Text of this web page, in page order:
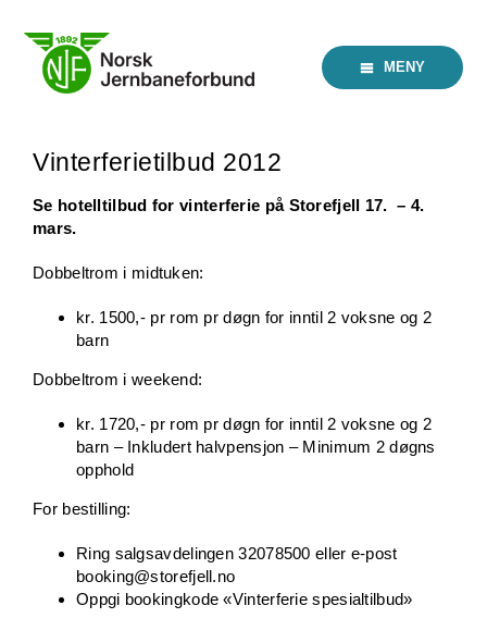
content
MENY
Vinterferietilbud 2012
Se hotelltilbud for vinterferie på Storefjell 17. – 4.
mars.
Dobbeltrom i midtuken:
kr. 1500,- pr rom pr døgn for inntil 2 voksne og 2
barn
Dobbeltrom i weekend:
kr. 1720,- pr rom pr døgn for inntil 2 voksne og 2
barn – Inkludert halvpensjon – Minimum 2 døgns
opphold
For bestilling:
Ring salgsavdelingen 32078500 eller e-post
booking@storefjell.no
Oppgi bookingkode «Vinterferie spesialtilbud»